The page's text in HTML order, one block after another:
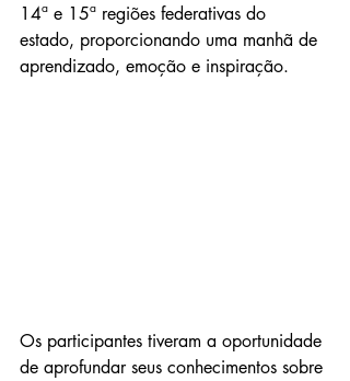
14ª e 15ª regiões federativas do
estado, proporcionando uma manhã de
aprendizado, emoção e inspiração.
Os participantes tiveram a oportunidade
de aprofundar seus conhecimentos sobre